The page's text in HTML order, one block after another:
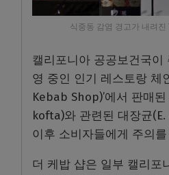
식중동 감염 경고가 내려진
캘리포니아 공공보건국이
영 중인 인기 레스토랑 체
Kebab Shop)’에서 판매
kofta)와 관련된 대장균
이후 소비자들에게 주의
더 케밥 샵은 일부 캘리포